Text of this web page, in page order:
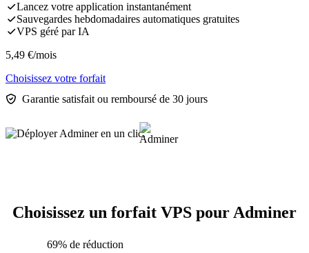
Lancez votre application instantanément
Sauvegardes hebdomadaires automatiques gratuites
VPS géré par IA
5,49 €/mois
Choisissez votre forfait
Garantie satisfait ou remboursé de 30 jours
Choisissez un forfait VPS pour Adminer
69% de réduction